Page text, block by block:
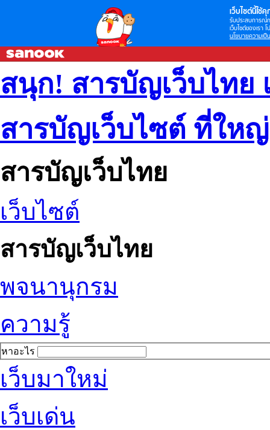
เว็บไซต์นี้ใช้คุ
รับประสบการณ์
เว็บไซต์ของเรา
นโยบายความเป็
สนุก! สารบัญเว็บไทย
สารบัญเว็บไซต์ ที่ให
สารบัญเว็บไทย
เว็บไซต์
สารบัญเว็บไทย
พจนานุกรม
ความรู้
หาอะไร
เว็บมาใหม่
เว็บเด่น